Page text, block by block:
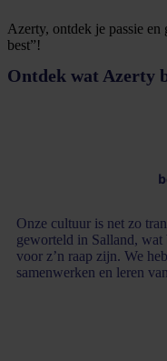
Azerty, ontdek je passie
best”!
Ontdek wat Azerty
Onze cultuur is net zo
geworteld in Salland, wat
voor z’n raap zijn. We
samenwerken en leren